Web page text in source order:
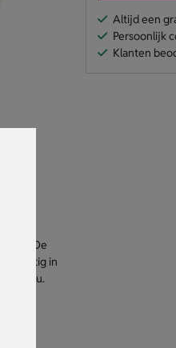
De
prettig in
cadeau.
Altijd een
Persoonlijk
Klanten